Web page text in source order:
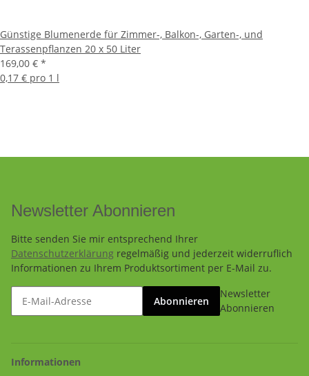
Günstige Blumenerde für Zimmer-, Balkon-, Garten-, und
Terassenpflanzen 20 x 50 Liter
169,00 € *
0,17 € pro 1 l
Newsletter Abonnieren
Bitte senden Sie mir entsprechend Ihrer
Datenschutzerklärung regelmäßig und jederzeit widerruflich
Informationen zu Ihrem Produktsortiment per E-Mail zu.
Abonnieren
Newsletter
Abonnieren
Informationen